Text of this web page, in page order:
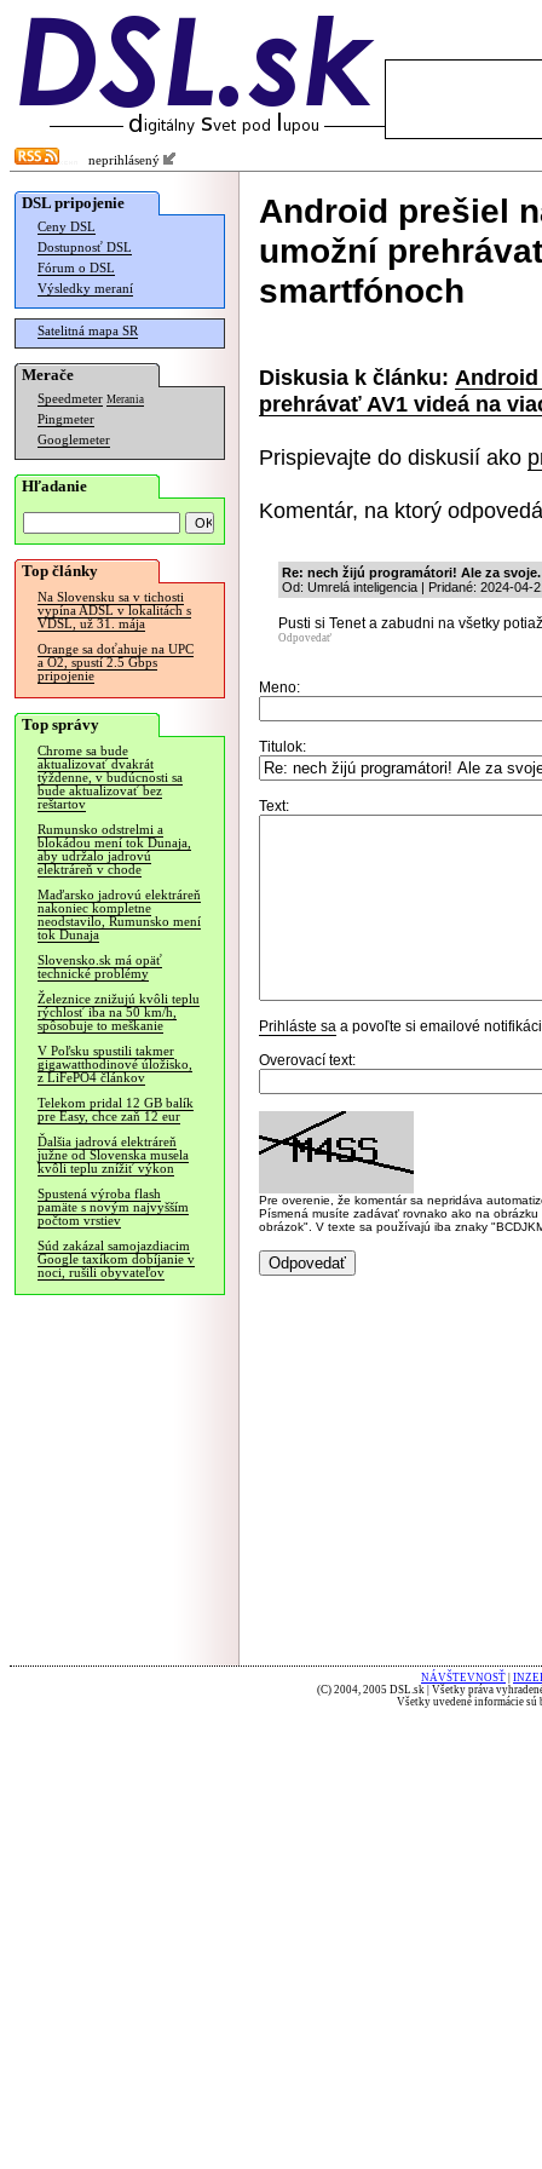
neprihlásený
DSL pripojenie
Ceny DSL
Dostupnosť DSL
Fórum o DSL
Výsledky meraní
Satelitná mapa SR
Merače
Speedmeter Merania
Pingmeter
Googlemeter
Hľadanie
Top články
Na Slovensku sa v tichosti
vypína ADSL v lokalitách s
VDSL, už 31. mája
Orange sa doťahuje na UPC
a O2, spustí 2.5 Gbps
pripojenie
Top správy
Chrome sa bude
aktualizovať dvakrát
týždenne, v budúcnosti sa
bude aktualizovať bez
reštartov
Rumunsko odstrelmi a
blokádou mení tok Dunaja,
aby udržalo jadrovú
elektráreň v chode
Maďarsko jadrovú elektráreň
nakoniec kompletne
neodstavilo, Rumunsko mení
tok Dunaja
Slovensko.sk má opäť
technické problémy
Železnice znižujú kvôli teplu
rýchlosť iba na 50 km/h,
spôsobuje to meškanie
V Poľsku spustili takmer
gigawatthodinové úložisko,
z LiFePO4 článkov
Telekom pridal 12 GB balík
pre Easy, chce zaň 12 eur
Ďalšia jadrová elektráreň
južne od Slovenska musela
kvôli teplu znížiť výkon
Spustená výroba flash
pamäte s novým najvyšším
počtom vrstiev
Súd zakázal samojazdiacim
Google taxíkom dobíjanie v
noci, rušili obyvateľov
Android prešiel
umožní
smartfónoch
Diskusia k článku: Android
prehrávať AV1 videá na
Prispievajte do diskusií ako
Komentár, na ktorý
Re: nech žijú programátori! Ale za svoje.
Od: Umrelá inteligencia | Pridané: 2024-04-
Pusti si Tenet a zabudni na všetky
Odpovedať
Meno:
Titulok:
Text:
Prihláste sa a povoľte si emailové
Overovací text:
Pre overenie, že komentár sa nepridáva
Písmená musíte zadávať rovnako ako na
obrázok". V texte sa používajú iba znaky
NÁVŠTEVNOSŤ
(C) 2004, 2005 DSL.sk | Všetky práva
Všetky uvedené informácie sú